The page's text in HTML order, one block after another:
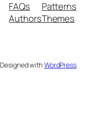
FAQs
Authors
Patterns
Themes
Designed withWordPress